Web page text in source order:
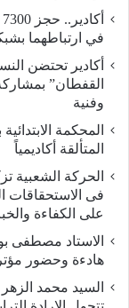
في ارتباطهما
أكادير تحتضن
القفطان”
وفنية
المحكمة
المتألقة أكاديمياً
الحركة الشعبية
فى الاستحقاقات
على الكفاءة
الاستاد مصطفى
هادءة وحضور
السيد محمد